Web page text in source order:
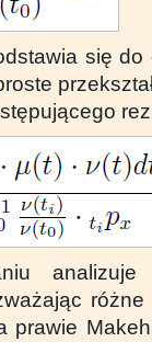
się
analizuje
prawie